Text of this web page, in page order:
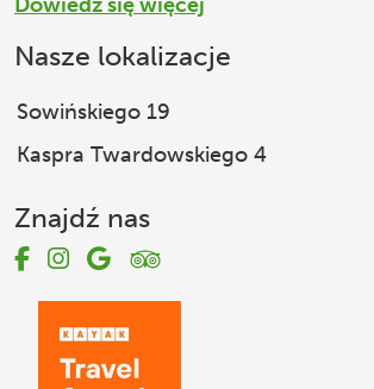
Nasze lokalizacje
Sowińskiego 19
Kaspra Twardowskiego 4
Znajdź nas